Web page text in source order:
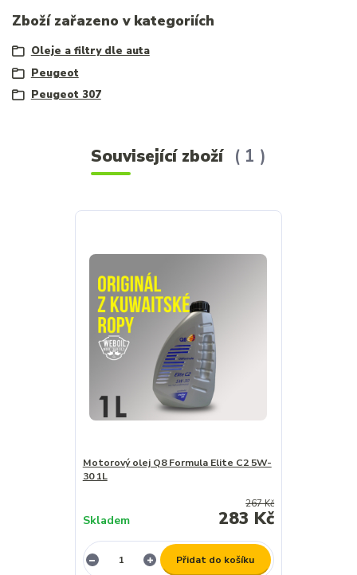
Zboží zařazeno v kategoriích
Oleje a filtry dle auta
Peugeot
Peugeot 307
Související zboží 1
Motorový olej Q8 Formula Elite C2 5W-
30 1L
267 Kč
283 Kč
Skladem
Přidat do košíku